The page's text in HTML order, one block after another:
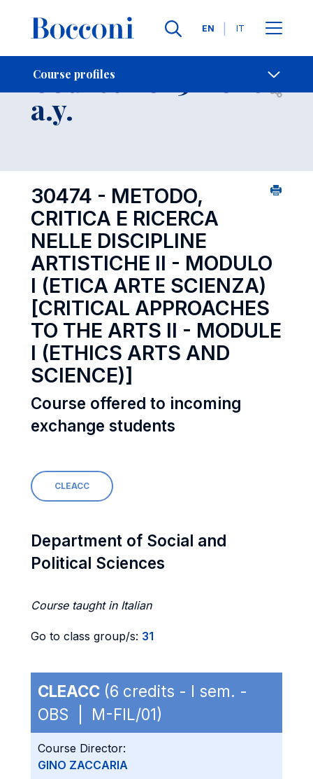
Languages
EN IT
Course profiles
- Contact Us
Course 2025-2026
a.y. Open
30474 - METODO,
CRITICA E RICERCA
NELLE DISCIPLINE
ARTISTICHE II - MODULO
I (ETICA ARTE SCIENZA)
[CRITICAL APPROACHES
TO THE ARTS II - MODULE
I (ETHICS ARTS AND
SCIENCE)]
Course offered to incoming
exchange students
CLEACC
Department of Social and
Political Sciences
Course taught in Italian
Go to class group/s: 31
CLEACC (6 credits - I sem. -
OBS | M-FIL/01)
Course Director:
GINO ZACCARIA